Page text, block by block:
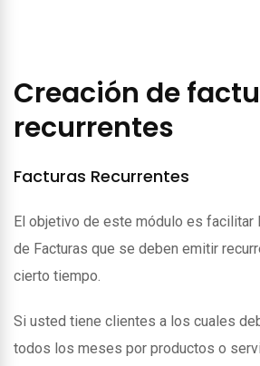
Creación de
recurrentes
Facturas Recurrentes
El objetivo de este módulo es facilitar
de Facturas que se deben emitir
cierto tiempo.
Si usted tiene clientes a los cuales
todos los meses por productos o